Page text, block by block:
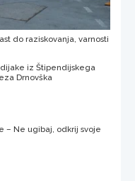
do raziskovanja, varnosti
iz Štipendijskega
Drnovška
– Ne ugibaj, odkrij svoje